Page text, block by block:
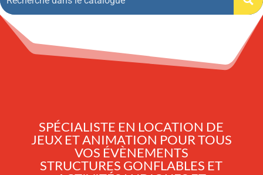
SPÉCIALISTE EN LOCATION DE
JEUX ET ANIMATION POUR TOUS
VOS ÉVÈNEMENTS
STRUCTURES GONFLABLES ET